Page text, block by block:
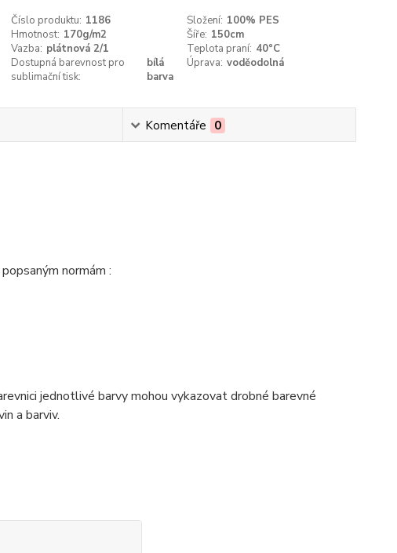
Číslo produktu: 1186 Složení: 100% PES
Hmotnost: 170g/m2 Šíře: 150cm
Vazba: plátnová 2/1 Teplota praní: 40°C
Dostupná barevnost pro
sublimační tisk:
bílá
barva
Úprava: voděodolná
Komentáře 0
normám :
jednotlivé barvy mohou vykazovat drobné barevné
a barviv.